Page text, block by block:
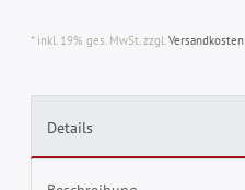
* inkl. 19% ges. MwSt. zzgl.Versandkosten
Details